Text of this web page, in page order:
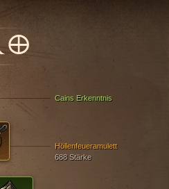
Cains Erkenntnis
Höllenfeueramulett
688 Stärke